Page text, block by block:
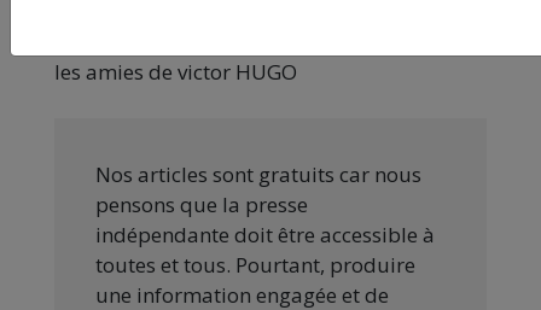
les amies de victor HUGO
Nos articles sont gratuits car nous
pensons que la presse
indépendante doit être accessible à
toutes et tous. Pourtant, produire
une information engagée et de